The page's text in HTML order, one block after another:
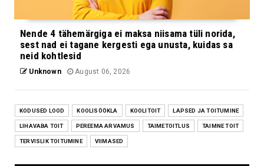
Nende 4 tähemärgiga ei maksa niisama tüli norida,
sest nad ei tagane kergesti ega unusta, kuidas sa
neid kohtlesid
Unknown August 06, 2026
KODUSED LOOD KOOLISÖÖKLA KOOLITOIT LAPSED JA TOITUMINE
LIHAVABA TOIT PEREEMA ARVAMUS TAIMETOITLUS TAIMNE TOIT
TERVISLIK TOITUMINE VIIMASED